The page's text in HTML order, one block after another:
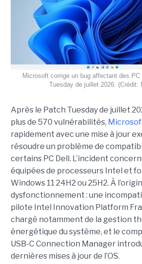
Microsoft corrige un bug affectant des
Tuesday de juillet 2026. (Crédit:
Après le Patch Tuesday de juillet
plus de 570 vulnérabilités,
rapidement avec une mise à jour
résoudre un problème de
certains PC Dell. L’incident
équipées de processeurs Intel et
Windows 11 24H2 ou 25H2. À
dysfonctionnement : une
pilote Intel Innovation Platform
chargé notamment de la gestion
énergétique du système, et le
USB-C Connection Manager
dernières mises à jour de l’OS.